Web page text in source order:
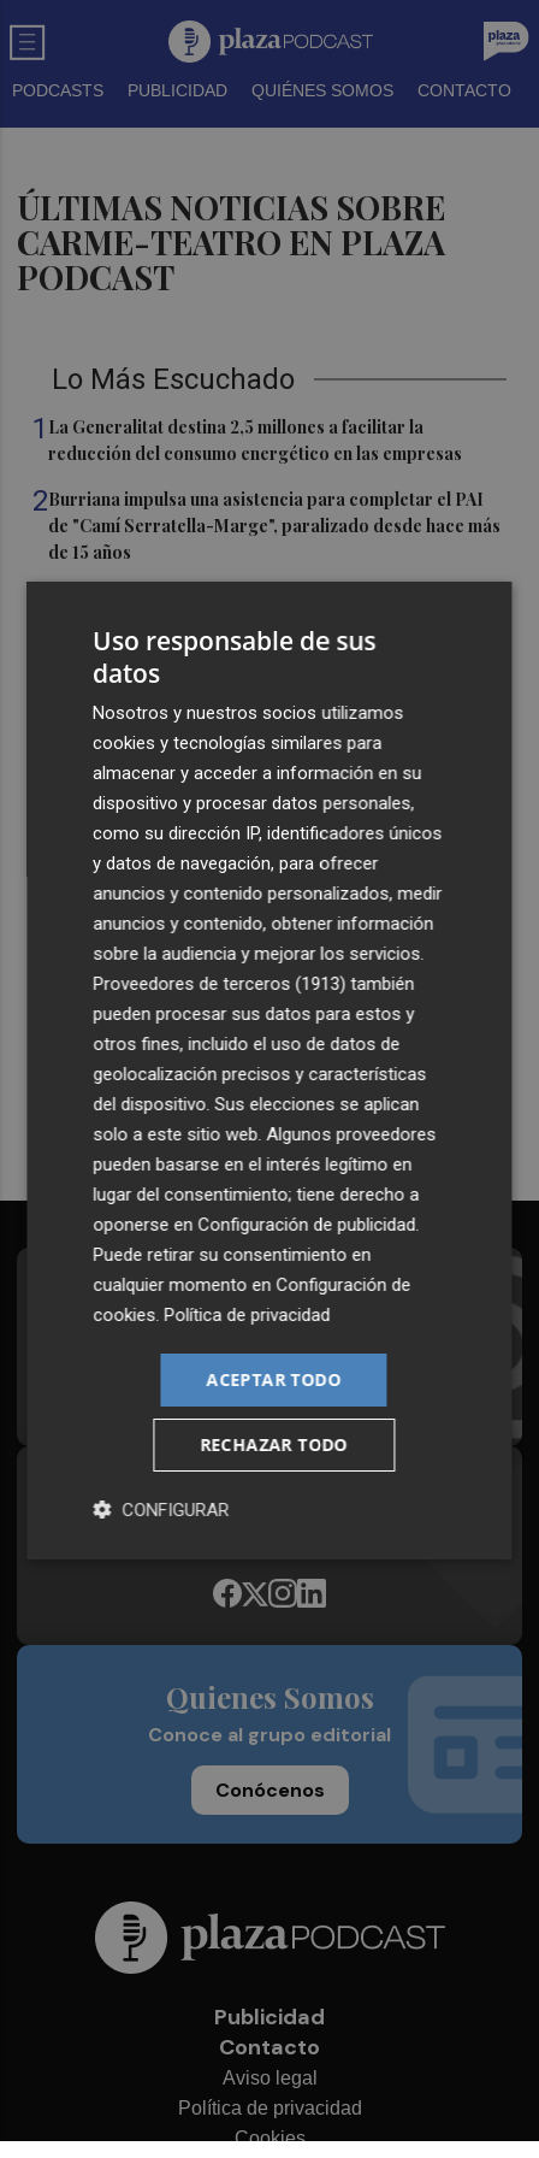
PODCASTS PUBLICIDAD QUIÉNES SOMOS CONTACTO
ÚLTIMAS NOTICIAS SOBRE
CARME-TEATRO EN PLAZA
PODCAST
Lo Más Escuchado
1 La Generalitat destina 2,5 millones a facilitar la
reducción del consumo energético en las empresas
2Burriana impulsa una asistencia para completar el PAI
de "Camí Serratella-Marge", paralizado desde hace más
de 15 años
euros de Carrasco"
obras de reforma de la tenencia de alcaldía sur
Castelló acelera el montaje de la infraestructura en las
playas y el Planetari del eclipse para convertirlo en "un
evento histórico"
Recibe toda la actualidad de
Plaza Podcast en tu correo
Quiero suscribirme
Suscríbete al Boletín
¡Quiero suscribirme!
Síguenos en redes
Quienes Somos
Conoce al grupo editorial
Conócenos
Publicidad
Contacto
Aviso legal
Política de privacidad
Cookies
Uso responsable de sus
datos
Nosotros y nuestros socios utilizamos
cookies y tecnologías similares para
almacenar y acceder a información en su
dispositivo y procesar datos personales,
como su dirección IP, identificadores únicos
y datos de navegación, para ofrecer
anuncios y contenido personalizados, medir
anuncios y contenido, obtener información
sobre la audiencia y mejorar los servicios.
Proveedores de terceros (1913) también
pueden procesar sus datos para estos y
otros fines, incluido el uso de datos de
geolocalización precisos y características
del dispositivo. Sus elecciones se aplican
solo a este sitio web. Algunos proveedores
pueden basarse en el interés legítimo en
lugar del consentimiento; tiene derecho a
oponerse enConfiguración de publicidad.
Puede retirar su consentimiento en
cualquier momento enConfiguración de
cookies.Política de privacidad
ACEPTAR TODO
RECHAZAR TODO
CONFIGURAR